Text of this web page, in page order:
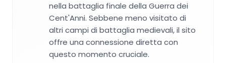
nella battaglia finale della Guerra dei
Cent'Anni. Sebbene meno visitato di
altri campi di battaglia medievali, il sito
offre una connessione diretta con
questo momento cruciale.